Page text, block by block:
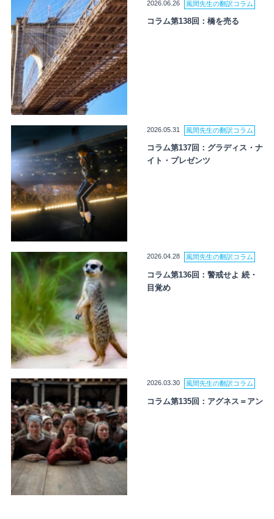
2026.06.26 風間先生の翻訳コラム
コラム第138回：橋を売る
2026.05.31 風間先生の翻訳コラム
コラム第137回：グラディス・ナ
イト・プレゼンツ
2026.04.28 風間先生の翻訳コラム
コラム第136回：警戒せよ 続・
目覚め
2026.03.30 風間先生の翻訳コラム
コラム第135回：アグネス＝アン